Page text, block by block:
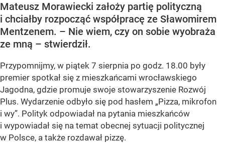
Mateusz Morawiecki założy partię polityczną
i chciałby rozpocząć współpracę ze Sławomirem
Mentzenem. – Nie wiem, czy on sobie wyobraża
ze mną – stwierdził.
Przypomnijmy, w piątek 7 sierpnia po godz. 18.00 były
premier spotkał się z mieszkańcami wrocławskiego
Jagodna, gdzie promuje swoje stowarzyszenie Rozwój
Plus. Wydarzenie odbyło się pod hasłem „Pizza, mikrofon
i wy”. Polityk odpowiadał na pytania mieszkańców
i wypowiadał się na temat obecnej sytuacji politycznej
w Polsce, a także rozdawał pizzę.